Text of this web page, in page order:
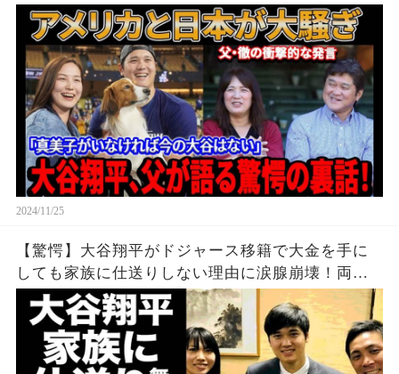
ぎ！大谷翔平、父が語る驚愕の裏話！
2024/11/25
【驚愕】大谷翔平がドジャース移籍で大金を手に
しても家族に仕送りしない理由に涙腺崩壊！両親
が仕事やパートを続ける理由...全世界が涙した教育
方法に驚きを隠せない...